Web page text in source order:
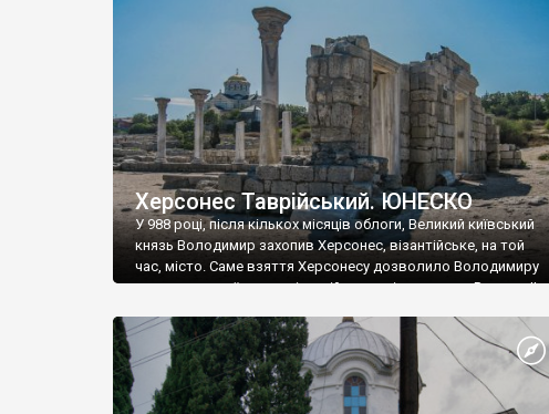
візантійської доби. Раритети викрадені з фондів об’єкту
культурної спадщини ЮНЕСКО «Херсонеса Таврійського».
Офіційно – на виставку «Золото Візантії», але експерти та
влада в Україні вважають це лише […]
Херсонес Таврійський. ЮНЕСКО
У 988 році, після кількох місяців облоги, Великий київський
князь Володимир захопив Херсонес, візантійське, на той
час, місто. Саме взяття Херсонесу дозволило Володимиру
диктувати свої умови візантійському імператору Василю ІІ,
Херсонесі Володимир-язичник, став Василем-
християнином. А потім було Хрещення Русі. На честь
Херсонесу Таврійського названо місто […]